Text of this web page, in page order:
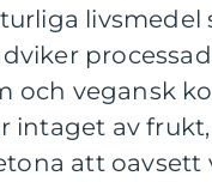
livsmedel
och vegansk
intaget av
att oavsett